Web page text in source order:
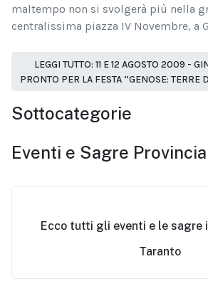
maltempo non si svolgerà più nella
centralissima piazza IV Novembre, a
LEGGI TUTTO: 11 E 12 AGOSTO 2009 -
PRONTO PER LA FESTA “GENOSE: TERRE
Sottocategorie
Eventi e Sagre
Ecco tutti gli eventi e le sagre
Taranto